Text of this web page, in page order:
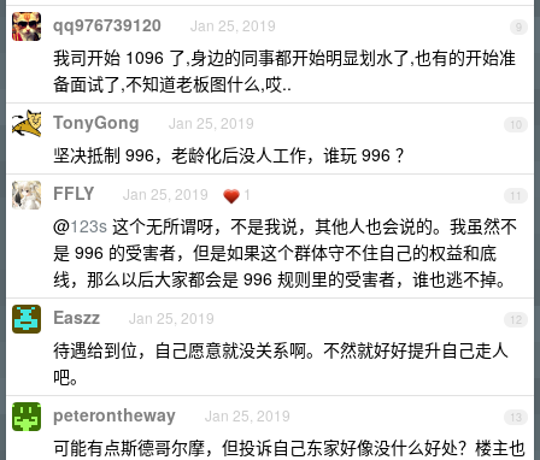
9
qq976739120 Jan 25, 2019
我司开始 1096 了,身边的同事都开始明显划水了,也有的开始准
备面试了,不知道老板图什么,哎..
10
TonyGong Jan 25, 2019
坚决抵制 996，老龄化后没人工作，谁玩 996 ？
11
FFLY Jan 25, 2019 1
@123s 这个无所谓呀，不是我说，其他人也会说的。我虽然不
是 996 的受害者，但是如果这个群体守不住自己的权益和底
线，那么以后大家都会是 996 规则里的受害者，谁也逃不掉。
12
Easzz Jan 25, 2019
待遇给到位，自己愿意就没关系啊。不然就好好提升自己走人
吧。
13
peterontheway Jan 25, 2019
可能有点斯德哥尔摩，但投诉自己东家好像没什么好处？楼主也